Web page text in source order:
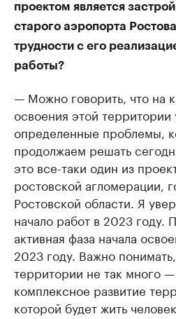
проектом является
старого аэропорта
трудности с его
работы?
— Можно говорить, что на
освоения этой территории
определенные проблемы,
продолжаем решать
это все-таки один из
ростовской агломерации,
Ростовской области. Я
начало работ в 2023 году.
активная фаза начала
2023 году. Важно
территории не так много
комплексное развитие
которой будет жить человек.